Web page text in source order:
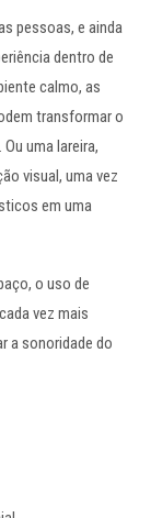
pessoas, e ainda
dentro de
calmo, as
transformar o
uma lareira,
visual, uma vez
em uma
o uso de
vez mais
a sonoridade do